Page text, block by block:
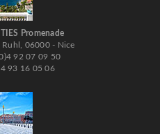
Promenade
Ruhl, 06000 - Nice
92 07 09 50
93 16 05 06